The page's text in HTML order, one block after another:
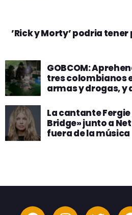
’Rick y Morty’ podria
GOBCOM:
tres colombianos
armas y drogas, y
munición
La cantante
Bridge» junto a
fuera de la música